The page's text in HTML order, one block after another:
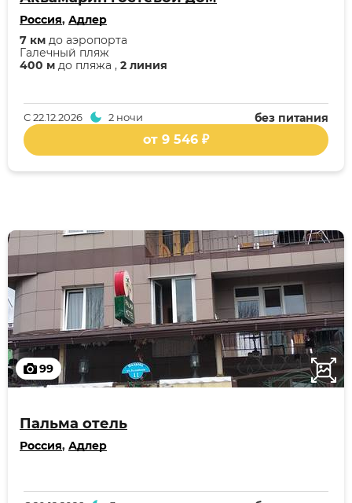
Россия, Адлер
400 м до пляжа , 2 линия
Галечный пляж
7 км до аэропорта
без питания
С22.12.2026 2 ночи
от 9 546 ₽
99
Пальма отель
Россия, Адлер